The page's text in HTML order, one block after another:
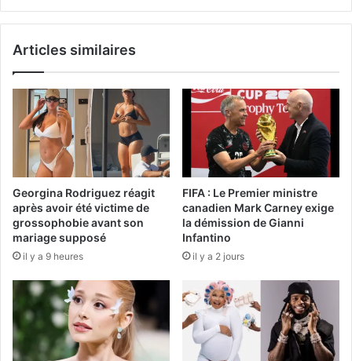
Articles similaires
Georgina Rodriguez réagit
après avoir été victime de
grossophobie avant son
mariage supposé
il y a 9 heures
FIFA : Le Premier ministre
canadien Mark Carney exige
la démission de Gianni
Infantino
il y a 2 jours